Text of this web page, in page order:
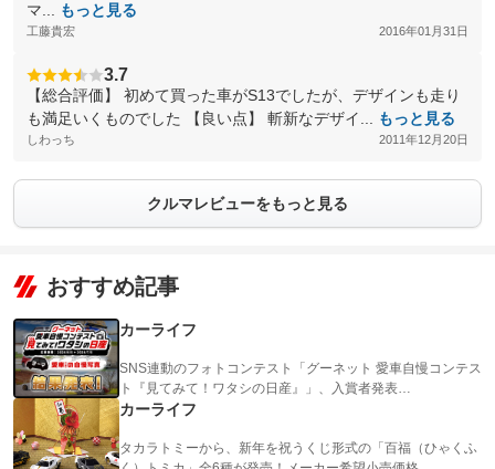
マ...
もっと見る
工藤貴宏 2016年01月31日
3.7
【総合評価】 初めて買った車がS13でしたが、デザインも走り
も満足いくものでした 【良い点】 斬新なデザイ...
もっと見る
しわっち 2011年12月20日
クルマレビューをもっと見る
おすすめ記事
カーライフ
SNS連動のフォトコンテスト「グーネット 愛車自慢コンテス
ト『見てみて！ワタシの日産』」、入賞者発表…
カーライフ
タカラトミーから、新年を祝うくじ形式の「百福（ひゃくふ